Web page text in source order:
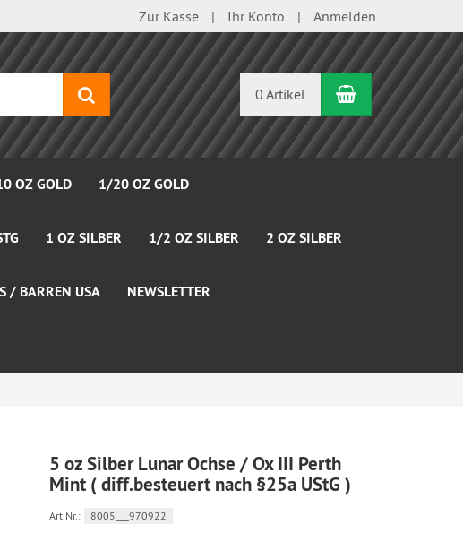
Zur Kasse Ihr Konto Anmelden
Suchen 0 Artikel Warenkorb
OZ GOLD 1/20 OZ GOLD
1 OZ SILBER 1/2 OZ SILBER 2 OZ SILBER
/ BARREN USA NEWSLETTER
5 oz Silber Lunar Ochse / Ox III Perth
Mint ( diff.besteuert nach §25a UStG )
Art.Nr.: 8005___970922